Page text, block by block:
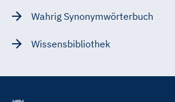
Wahrig Synonymwörterbuch
Wissensbibliothek